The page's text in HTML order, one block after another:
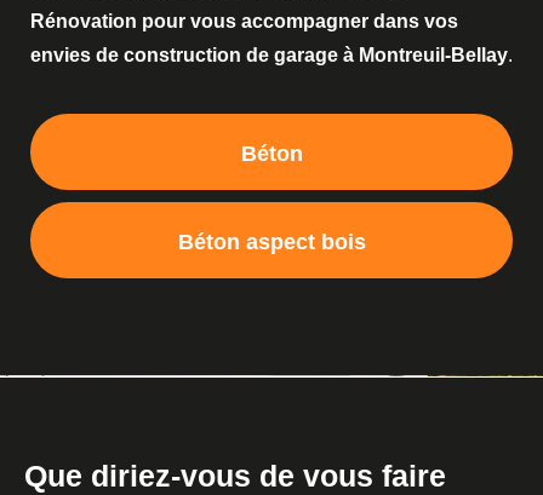
Rénovation pour vous accompagner dans vos
envies de construction de garage à Montreuil-Bellay.
Béton
Béton aspect bois
Que diriez-vous de vous faire